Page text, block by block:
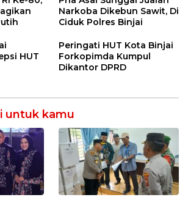
Narkoba Dikebun Sawit, Di
Ciduk Polres Binjai
HUT
Peringati HUT Kota Binjai
Forkopimda Kumpul
Dikantor DPRD
untuk kamu